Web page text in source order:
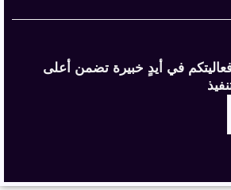
في أيدٍ خبيرة تضمن أعلى